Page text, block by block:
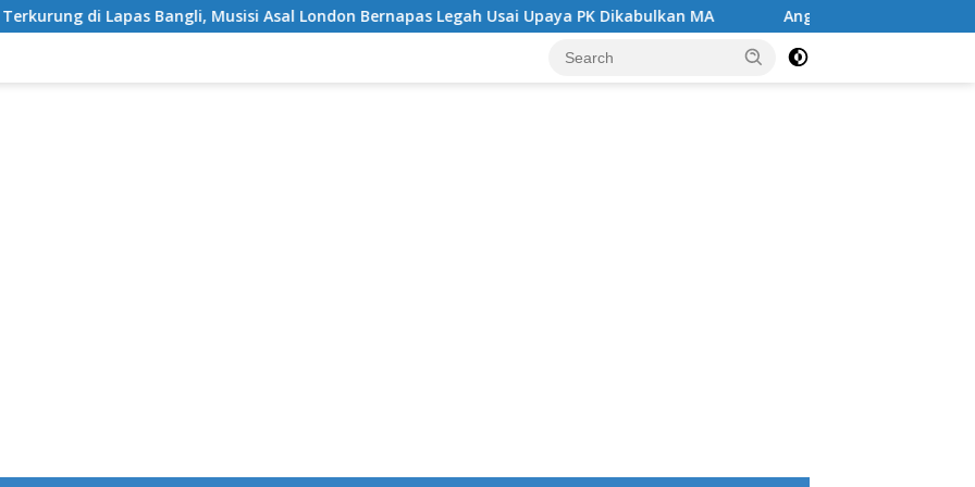
Musisi Asal London Bernapas Legah Usai Upaya PK Dikabulkan MA Angin Segar di Tengah Jeruji Besi ,MA Kabulkan